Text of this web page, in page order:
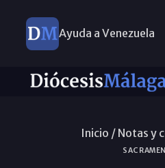
Ayuda a Venezuela
Inicio / Notas y